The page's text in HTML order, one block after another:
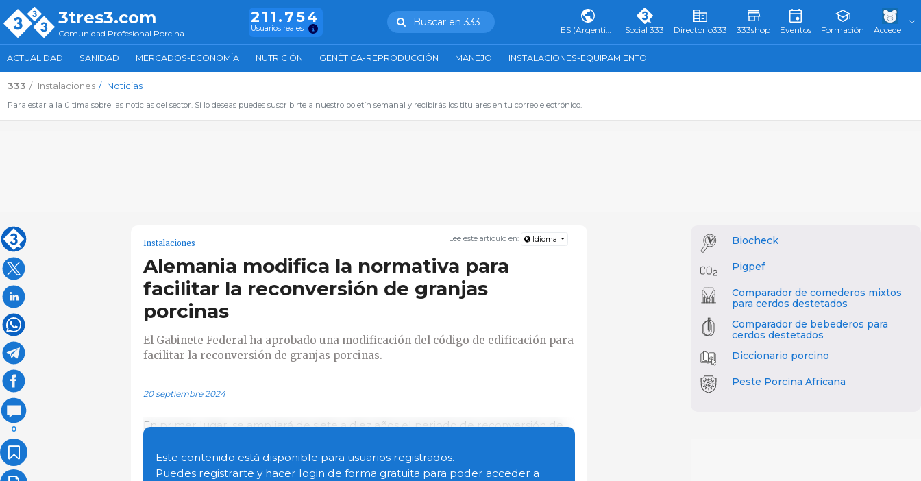
3tres3.com
Comunidad Profesional Porcina
211.754
Usuarios reales
Buscar en 333
ES (Argentina) Social 333 Directorio333 333shop Eventos Formación Accede
ACTUALIDAD SANIDAD MERCADOS-ECONOMÍA NUTRICIÓN GENÉTICA-REPRODUCCIÓN MANEJO INSTALACIONES-EQUIPAMIENTO
333 Instalaciones Noticias
Para estar a la última sobre las noticias del sector. Si lo deseas puedes suscribirte a nuestro boletín semanal y recibirás los titulares en tu correo electrónico.
0
Lee este artículo en: Idioma
Instalaciones
Alemania modifica la normativa para
facilitar la reconversión de granjas
porcinas
El Gabinete Federal ha aprobado una modificación del código de edificación para
facilitar la reconversión de granjas porcinas.
20 septiembre 2024
En primer lugar, se ampliará de siete a diez años el periodo de reconversión de
de más tiempo para planificar lo que quieren hacer con las edificaciones que ya
no utilicen.
Este contenido está disponible para usuarios registrados.
Puedes registrarte y hacer login de forma gratuita para poder acceder a
Biocheck
Pigpef
Comparador de comederos mixtos
para cerdos destetados
Comparador de bebederos para
cerdos destetados
Diccionario porcino
Peste Porcina Africana